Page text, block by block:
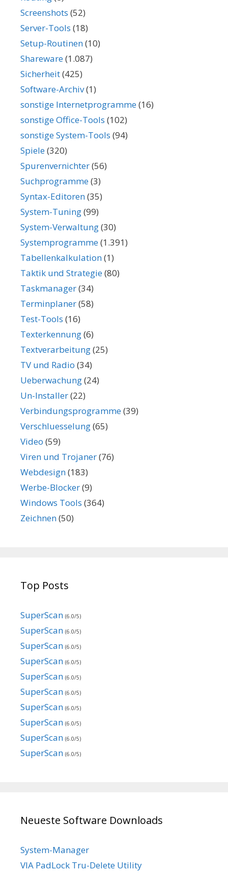
Screenshots (52)
Server-Tools (18)
Setup-Routinen(10)
Shareware(1.087)
Sicherheit(425)
Software-Archiv(1)
sonstige Internetprogramme(16)
sonstige Office-Tools (102)
sonstige System-Tools (94)
Spiele(320)
Spurenvernichter(56)
Suchprogramme(3)
Syntax-Editoren(35)
System-Tuning(99)
System-Verwaltung(30)
Systemprogramme(1.391)
Tabellenkalkulation(1)
Taktik und Strategie(80)
Taskmanager(34)
Terminplaner(58)
Test-Tools (16)
Texterkennung(6)
Textverarbeitung(25)
TV und Radio (34)
Ueberwachung(24)
Un-Installer(22)
Verbindungsprogramme(39)
Verschluesselung(65)
Video (59)
Viren und Trojaner(76)
Webdesign(183)
Werbe-Blocker(9)
Windows Tools (364)
Zeichnen(50)
Top Posts
SuperScan (6.0/5)
SuperScan (6.0/5)
SuperScan (6.0/5)
SuperScan (6.0/5)
SuperScan (6.0/5)
SuperScan (6.0/5)
SuperScan (6.0/5)
SuperScan (6.0/5)
SuperScan (6.0/5)
SuperScan (6.0/5)
Neueste Software Downloads
System-Manager
VIA PadLock Tru-Delete Utility